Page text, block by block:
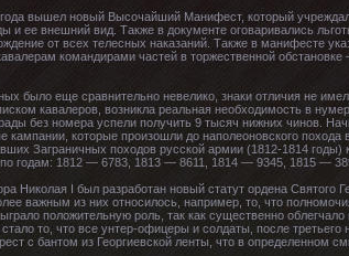
вышел новый Высочайший Манифест, который
и ее внешний вид. Также в документе оговаривались
от всех телесных наказаний. Также в манифесте
командирами частей в торжественной
было еще сравнительно невелико, знаки отличия не
кавалеров, возникла реальная необходимость в
без номера успели получить 9 тысяч нижних чинов.
кампании, которые произошли до наполеоновского
Заграничных походов русской армии (1812-1814
годам: 1812 — 6783, 1813 — 8611, 1814 — 9345, 1815 —
Николая I был разработан новый статут ордена Святого
важным из них относилось, например, то, что
положительную роль, так как существенно
то, что все унтер-офицеры и солдаты, после
с бантом из Георгиевской ленты, что в определенном